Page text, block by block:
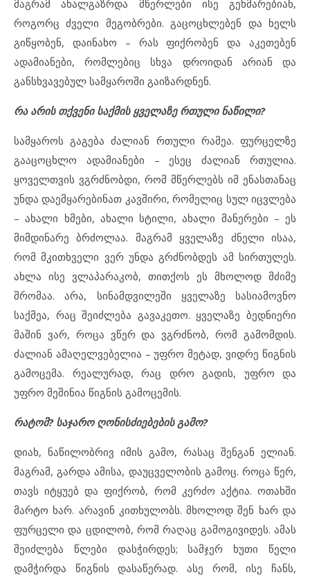
მაგრამ ახალგაზრდა მწერლები ისე გეხმარებიან,
როგორც ძველი მეგობრები. გაცოცხლებენ და ხელს
გიწყობენ, დაინახო – რას ფიქრობენ და აკეთებენ
ადამიანები, რომლებიც სხვა დროიდან არიან და
განსხვავებულ სამყაროში გაიზარდნენ.
რა არის თქვენი საქმის ყველაზე რთული ნაწილი?
სამყაროს გაგება ძალიან რთული რამეა. ფურცელზე
გააცოცხლო ადამიანები – ესეც ძალიან რთულია.
ყოველთვის ვგრძნობდი, რომ მწერლებს იმ ენასთანაც
უნდა დაემყარებინათ კავშირი, რომელიც სულ იცვლება
– ახალი ხმები, ახალი სტილი, ახალი მანერები – ეს
მიმდინარე ბრძოლაა. მაგრამ ყველაზე ძნელი ისაა,
რომ მკითხველი ვერ უნდა გრძნობდეს ამ სირთულეს.
ახლა ისე ვლაპარაკობ, თითქოს ეს მხოლოდ მძიმე
შრომაა. არა, სინამდვილეში ყველაზე სასიამოვნო
საქმეა, რაც შეიძლება გავაკეთო. ყველაზე ბედნიერი
მაშინ ვარ, როცა ვწერ და ვგრძნობ, რომ გამომდის.
ძალიან ამაღელვებელია – უფრო მეტად, ვიდრე წიგნის
გამოცემა. რეალურად, რაც დრო გადის, უფრო და
უფრო მეშინია წიგნის გამოცემის.
რატომ? საჯარო ღონისძიებების გამო?
დიახ, ნაწილობრივ იმის გამო, რასაც შენგან ელიან.
მაგრამ, გარდა ამისა, დაუცველობის გამოც. როცა წერ,
თავს იტყუებ და ფიქრობ, რომ კერძო აქტია. ოთახში
მარტო ხარ. არავინ კითხულობს. მხოლოდ შენ ხარ და
ფურცელი და ცდილობ, რომ რაღაც გამოგივიდეს. ამას
შეიძლება წლები დასჭირდეს; სამჯერ ხუთი წელი
დამჭირდა წიგნის დასაწერად. ასე რომ, ისე ჩანს,